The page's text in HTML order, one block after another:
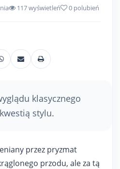
117 wyświetleń 0 polubień
klasycznego
stylu.
przez pryzmat
przodu, ale za tą